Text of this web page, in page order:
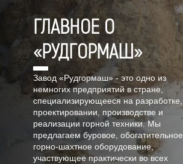
ГЛАВНОЕ О
«РУДГОРМАШ»
Завод «Рудгормаш» - это одно из
немногих предприятий в стране,
специализирующееся на разработке,
проектировании, производстве и
реализации горной техники. Мы
предлагаем буровое, обогатительное,
горно-шахтное оборудование,
участвующее практически во всех